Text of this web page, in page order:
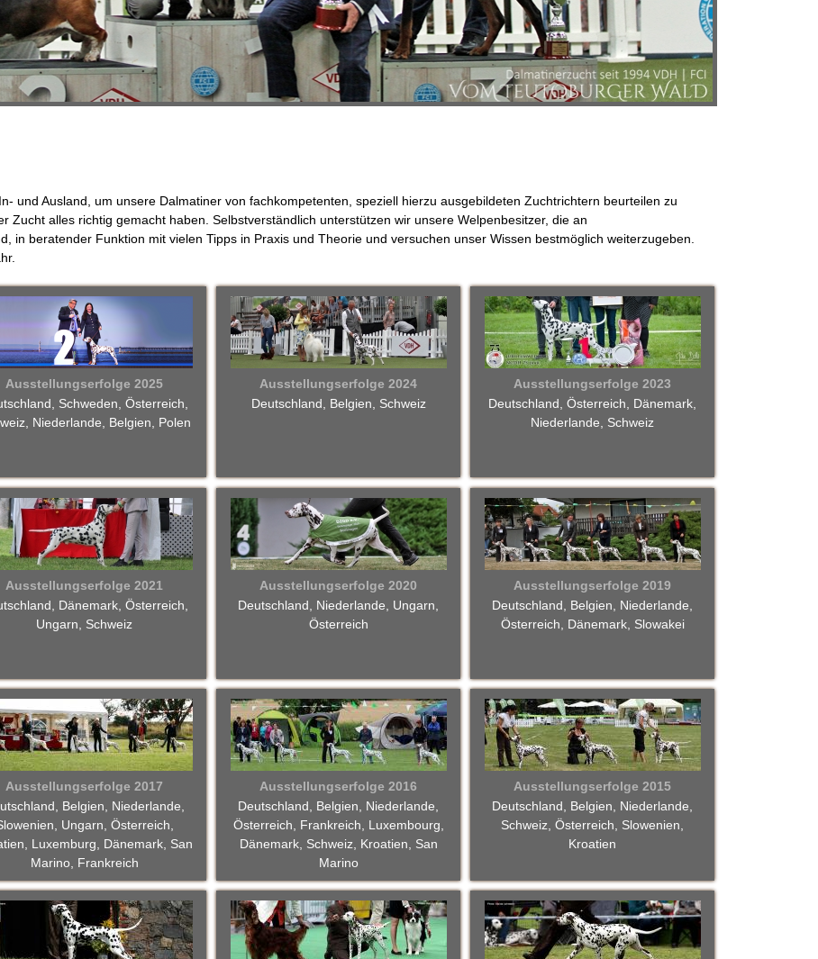
und Ausland, um unsere Dalmatiner von fachkompetenten, speziell hierzu ausgebildeten Zuchtrichtern beurteilen zu
Zucht alles richtig gemacht haben. Selbstverständlich unterstützen wir unsere Welpenbesitzer, die an
in beratender Funktion mit vielen Tipps in Praxis und Theorie und versuchen unser Wissen bestmöglich weiterzugeben.
Ausstellungserfolge 2025
Schweden, Österreich,
Niederlande, Belgien, Polen
Ausstellungserfolge 2024
Deutschland, Belgien, Schweiz
Ausstellungserfolge 2023
Deutschland, Österreich, Dänemark,
Niederlande, Schweiz
Ausstellungserfolge 2021
Dänemark, Österreich,
Ungarn, Schweiz
Ausstellungserfolge 2020
Deutschland, Niederlande, Ungarn,
Österreich
Ausstellungserfolge 2019
Deutschland, Belgien, Niederlande,
Österreich, Dänemark, Slowakei
Ausstellungserfolge 2017
Belgien, Niederlande,
Ungarn, Österreich,
Luxemburg, Dänemark, San
Marino, Frankreich
Ausstellungserfolge 2016
Deutschland, Belgien, Niederlande,
Österreich, Frankreich, Luxembourg,
Dänemark, Schweiz, Kroatien, San
Marino
Ausstellungserfolge 2015
Deutschland, Belgien, Niederlande,
Schweiz, Österreich, Slowenien,
Kroatien